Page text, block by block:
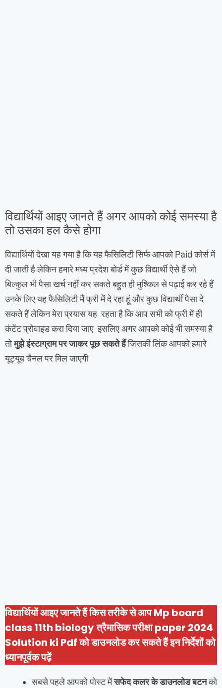
विद्यार्थियों आइए जानते हैं अगर आपको कोई समस्या है
तो उसका हल कैसे होगा
विद्यार्थियों देखा यह गया है कि यह फैसिलिटी सिर्फ आपको Paid कोर्स में
दी जाती है लेकिन हमारे मध्य प्रदेश बोर्ड में कुछ विद्यार्थी ऐसे हैं जो
बिल्कुल भी पैसा खर्च नहीं कर सकते बहुत ही मुश्किल से पढ़ाई कर रहे हैं
उनके लिए यह फैसिलिटी मैं फ्री में दे रहा हूं और कुछ विद्यार्थी पैसा दे
सकते हैं लेकिन मेरा प्रयास यह रहता है कि आप सभी को फ्री में ही
कंटेंट प्रोवाइड करा दिया जाए इसलिए अगर आपको कोई भी समस्या है
तोमुझे इंस्टाग्राम पर जाकर पूछ सकते हैंजिसकी लिंक आपको हमारे
यूट्यूब चैनल पर मिल जाएगी
विद्यार्थियों आइए जानते हैं किस तरीके से आप Mp board
class 11th biologyत्रैमासिक परीक्षा paper 2024
Solution ki Pdf को डाउनलोड कर सकते हैं इन निर्देशों को
ध्यानपूर्वक पढ़ें
सबसे पहले आपको पोस्ट मेंसफेद कलर के डाउनलोड बटनको